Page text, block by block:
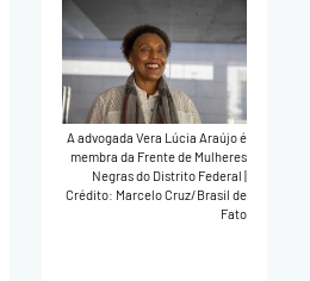
A advogada Vera Lúcia Araújo é
membra da Frente de Mulheres
Negras do Distrito Federal|
Crédito: Marcelo Cruz/Brasil de
Fato